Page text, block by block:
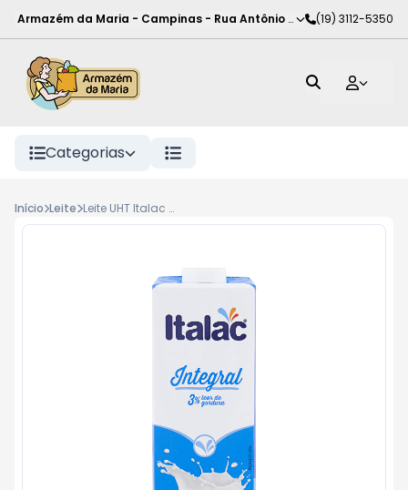
Armazém da Maria - Campinas - Rua Antônio Rodrigues de
(19) 3112-5350
Categorias
Início Leite Leite UHT Italac Integral Tampa Rosca 1L